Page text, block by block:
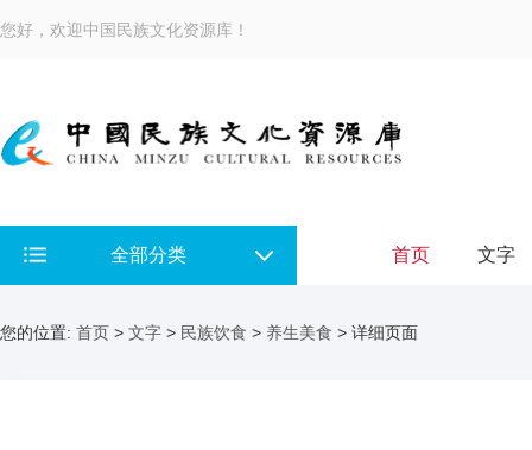
您好，欢迎中国民族文化资源库！
全部分类 首页 文字
您的位置: 首页 > 文字 > 民族饮食 > 养生美食 > 详细页面